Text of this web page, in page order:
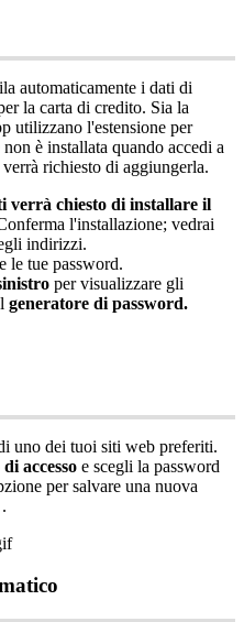
automaticamente i dati di
la carta di credito. Sia la
utilizzano l'estensione per
non è installata quando accedi a
verrà richiesto di aggiungerla.
verrà chiesto di installare il
l'installazione; vedrai
indirizzi.
le tue password.
per visualizzare gli
generatore di password.
uno dei tuoi siti web preferiti.
di accesso e scegli la password
per salvare una nuova
.